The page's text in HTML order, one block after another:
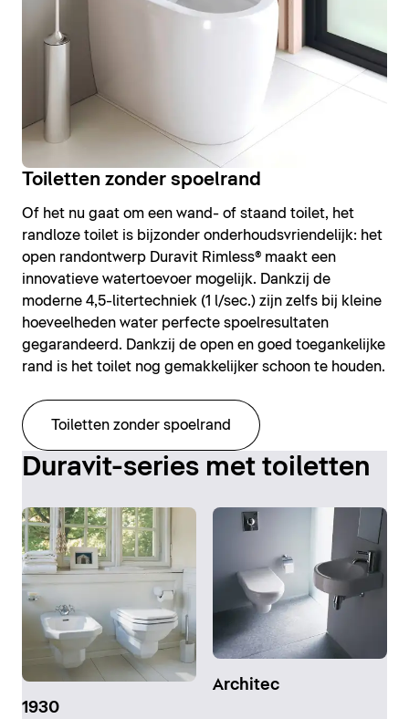
Toiletten zonder spoelrand
Of het nu gaat om een wand- of staand toilet, het
randloze toilet is bijzonder onderhoudsvriendelijk: het
open randontwerp Duravit Rimless® maakt een
innovatieve watertoevoer mogelijk. Dankzij de
moderne 4,5-litertechniek (1 l/sec.) zijn zelfs bij kleine
hoeveelheden water perfecte spoelresultaten
gegarandeerd. Dankzij de open en goed toegankelijke
rand is het toilet nog gemakkelijker schoon te houden.
Toiletten zonder spoelrand
Duravit-series met toiletten
1930
Architec